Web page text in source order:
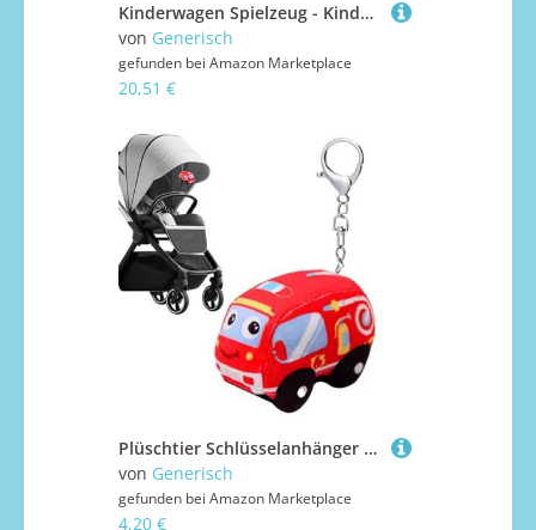
Kinderwagen Spielzeug - Kinder Puppenwagen Mit Sonnendach | Realistischer Zusammenklappbarer Schiebewagen - Für Mädchen Rollenspiel Haus Party Geburtstag
von Generisch
gefunden bei Amazon Marketplace
20,51 €
Plüschtier Schlüsselanhänger | Plüsch Feuerwehrauto Puppe für Kinderwagen - Weiches Lernspielzeug Für Handtasche Rucksack Kinderzimmer Haus Wohnung Outdoor
von Generisch
gefunden bei Amazon Marketplace
4,20 €